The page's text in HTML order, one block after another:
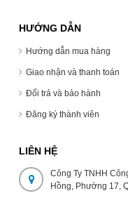
HƯỚNG DẪN
Hướng dẫn mua hàng
Giao nhận và thanh toán
Đổi trả và bảo hành
Đăng ký thành viên
LIÊN HỆ
Công Ty TNHH
Hồng, Phường 17,